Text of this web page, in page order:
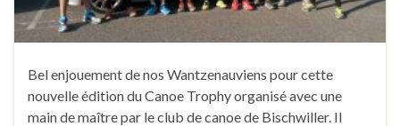
Bel enjouement de nos Wantzenauviens pour cette
nouvelle édition du Canoe Trophy organisé avec une
main de maître par le club de canoe de Bischwiller. Il